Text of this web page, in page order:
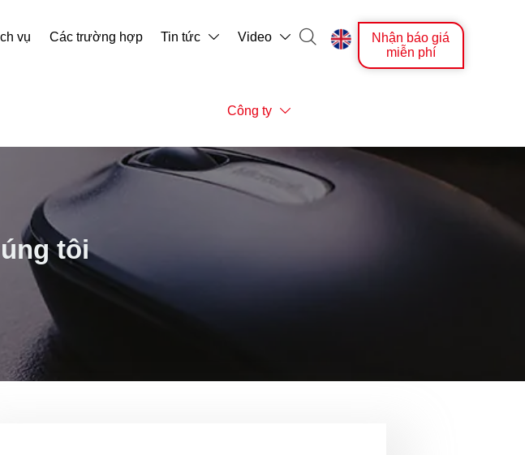
vụ Các trường hợp Tin tức  Video 
Công ty 
 
Nhận báo giá
miễn phí
tôi